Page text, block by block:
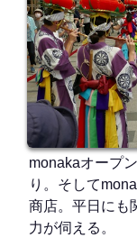
monakaオープ
り。そして
商店。平日にも
力が伺える。